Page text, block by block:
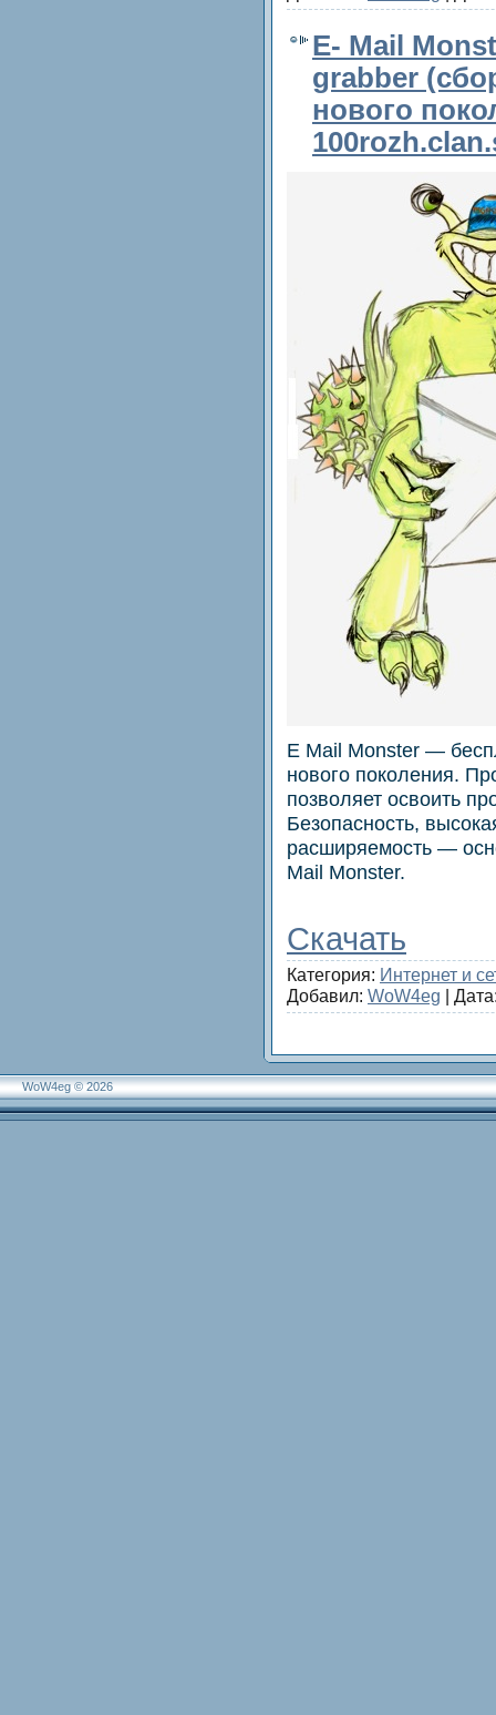
E- Mail
grabber
нового
E Mail Monster —
нового поколения.
позволяет освоить
Безопасность,
расширяемость —
Mail Monster.
Скачать
Категория: Интернет и
Добавил: WoW4eg |
WoW4eg © 2026